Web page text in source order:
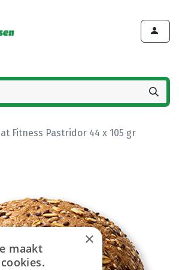
Fitness Pastridor 44 x 105 gr
×
maakt